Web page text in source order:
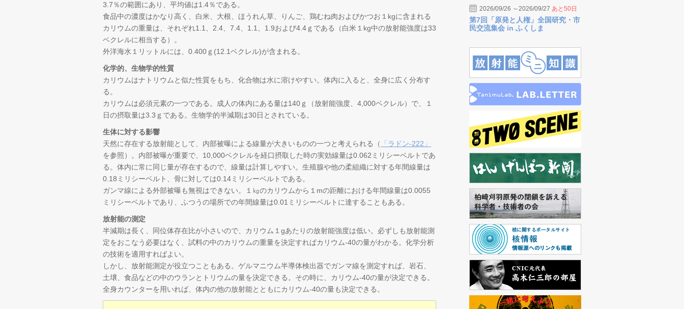
3.7％の範囲にあり、平均値は1.4％である。
食品中の濃度はかなり高く、白米、大根、ほうれん草、りんご、鶏むね肉およびかつお１kgに含まれる
カリウムの重量は、それぞれ1.1、2.4、7.4、1.1、1.9および4.4ｇである（白米１kg中の放射能強度は33
ベクレルに相当する）。
外洋海水１リットルには、0.400ｇ(12.1ベクレル)が含まれる。
化学的、生物学的性質
カリウムはナトリウムと似た性質をもち、化合物は水に溶けやすい。体内に入ると、全身に広く分布す
る。
カリウムは必須元素の一つである。成人の体内にある量は140ｇ（放射能強度、4,000ベクレル）で、１
日の摂取量は3.3ｇである。生物学的半減期は30日とされている。
生体に対する影響
天然に存在する放射能として、内部被曝による線量が大きいものの一つと考えられる（
「ラドン‐222」
を参照）。内部被曝が重要で、10,000ベクレルを経口摂取した時の実効線量は0.062ミリシーベルトであ
る。体内に常に同じ量が存在するので、線量は計算しやすい。生殖腺や他の柔組織に対する年間線量は
0.18ミリシーベルト、骨に対しては0.14ミリシーベルトである。
ガンマ線による外部被曝も無視はできない。１㎏のカリウムから１mの距離における年間線量は0.0055
ミリシーベルトであり、ふつうの場所での年間線量は0.01ミリシーベルトに達することもある。
放射能の測定
半減期は長く、同位体存在比が小さいので、カリウム１gあたりの放射能強度は低い。必ずしも放射能測
定をおこなう必要はなく、試料の中のカリウムの重量を決定すればカリウム-40の量がわかる。化学分析
の技術を適用すればよい。
しかし、放射能測定が役立つこともある。ゲルマニウム半導体検出器でガンマ線を測定すれば、岩石、
土壌、食品などの中のウランとトリウムの量を決定できる。その時に、カリウム-40の量が決定できる。
全身カウンターを用いれば、体内の他の放射能とともにカリウム-40の量も決定できる。
2026/09/26 ～2026/09/27 あと50日
第7回「原発と人権」全国研究・市
民交流集会 in ふくしま